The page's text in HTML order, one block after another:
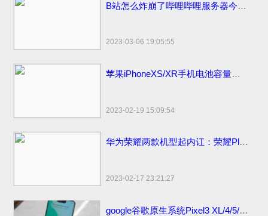
B站怎么炸崩了哔哩哔哩服务器今日怎么又炸挂了？技术团队公开早先原因
2023-03-06 19:05:55
苹果iPhoneXS/XR手机电池容量续航最强？答案揭晓
2023-02-19 15:09:54
华为荣耀两款机型起内讧：荣耀Play官方价格同价同配该如何选？
2023-02-17 23:21:27
google谷歌原生系统Pixel3 XL/4/5/6 pro手机价格：刘海屏设计顶配版曾卖6900元